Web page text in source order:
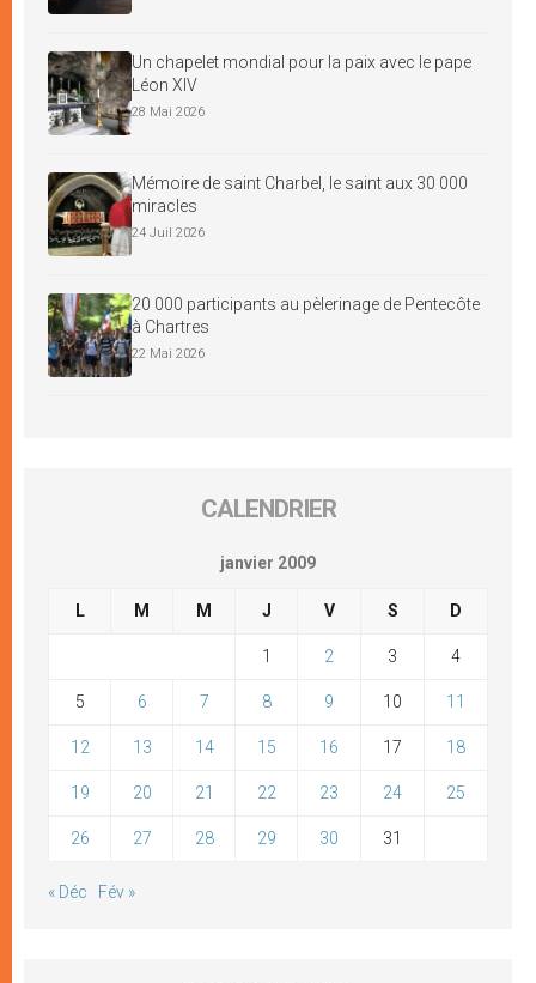
Un chapelet mondial pour la paix avec le pape
Léon XIV
28 Mai 2026
Mémoire de saint Charbel, le saint aux 30 000
miracles
24 Juil 2026
20 000 participants au pèlerinage de Pentecôte
à Chartres
22 Mai 2026
CALENDRIER
janvier 2009
L M M J V S D
1 2 3 4
5 6 7 8 9 10 11
12 13 14 15 16 17 18
19 20 21 22 23 24 25
26 27 28 29 30 31
« Déc Fév »